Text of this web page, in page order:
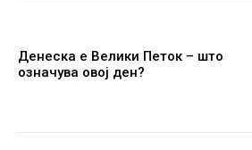
Денеска е Велики Петок – што
означува овој ден?